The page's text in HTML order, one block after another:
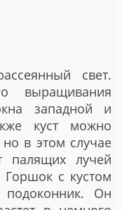
свет.
выращивания
западной и
куст можно
в этом случае
палящих лучей
с кустом
Он